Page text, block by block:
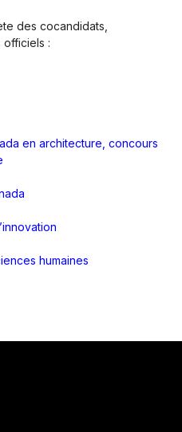
des cocandidats,
:
en architecture, concours
humaines